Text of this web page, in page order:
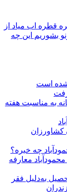
قطره اب میاد از
بشوریم این چه
به مناسبت هفته
کشاورزان
معارفه
به‌دلیل فقر